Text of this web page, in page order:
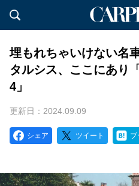
埋もれちゃいけない名
タルシス、ここにあり
4」
更新日：2024.09.09
シェア ツイート ブ